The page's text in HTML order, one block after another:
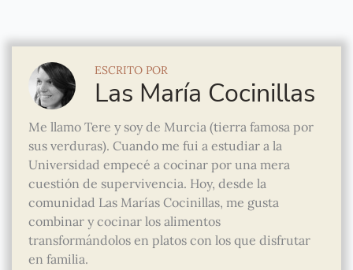
ESCRITO POR
Las María Cocinillas
Me llamo Tere y soy de Murcia (tierra famosa por
sus verduras). Cuando me fui a estudiar a la
Universidad empecé a cocinar por una mera
cuestión de supervivencia. Hoy, desde la
comunidad Las Marías Cocinillas, me gusta
combinar y cocinar los alimentos
transformándolos en platos con los que disfrutar
en familia.